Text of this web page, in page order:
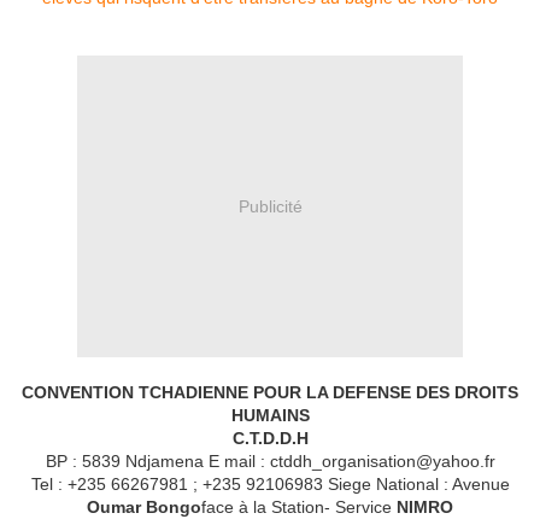
Publicité
CONVENTION TCHADIENNE POUR LA DEFENSE DES DROITS
HUMAINS
C.T.D.D.H
BP : 5839 Ndjamena E mail : ctddh_organisation@yahoo.fr
Tel : +235 66267981 ; +235 92106983 Siege National : Avenue
Oumar Bongoface à la Station- Service NIMRO